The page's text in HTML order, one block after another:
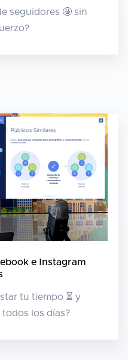
seguidores 🤩 sin
e Instagram
tu tiempo ⏳ y
los días?